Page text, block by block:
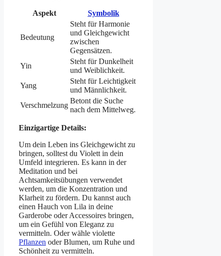
Aspekt Symbolik
Bedeutung
Steht für Harmonie
und Gleichgewicht
zwischen
Gegensätzen.
Yin
Steht für Dunkelheit
und Weiblichkeit.
Yang
Steht für Leichtigkeit
und Männlichkeit.
Verschmelzung
Betont die Suche
nach dem Mittelweg.
Einzigartige Details:
Um dein Leben ins Gleichgewicht zu
bringen, solltest du Violett in dein
Umfeld integrieren. Es kann in der
Meditation und bei
Achtsamkeitsübungen verwendet
werden, um die Konzentration und
Klarheit zu fördern. Du kannst auch
einen Hauch von Lila in deine
Garderobe oder Accessoires bringen,
um ein Gefühl von Eleganz zu
vermitteln. Oder wähle violette
Pflanzen oder Blumen, um Ruhe und
Schönheit zu vermitteln.